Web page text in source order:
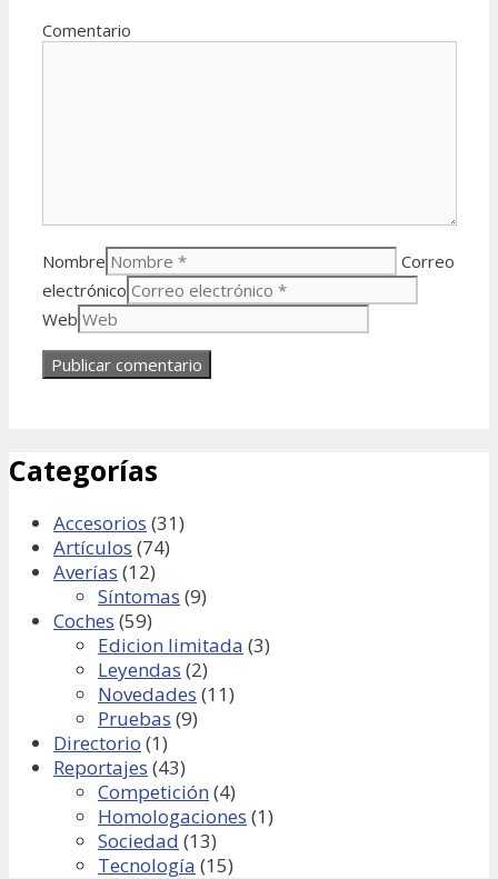
Comentario
Nombre
Correo
electrónico
Web
Categorías
Accesorios (31)
Artículos (74)
Averías (12)
Síntomas (9)
Coches (59)
Edicion limitada (3)
Leyendas (2)
Novedades (11)
Pruebas (9)
Directorio (1)
Reportajes (43)
Competición (4)
Homologaciones (1)
Sociedad (13)
Tecnología (15)